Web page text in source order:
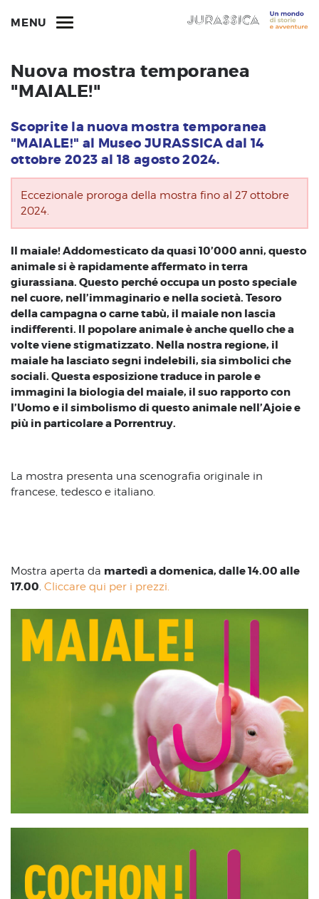
MENU
Nuova mostra temporanea
"MAIALE!"
Scoprite la nuova mostra temporanea
"MAIALE!" al Museo JURASSICA dal 14
ottobre 2023 al 18 agosto 2024.
Eccezionale proroga della mostra fino al 27 ottobre
2024.
Il maiale! Addomesticato da quasi 10’000 anni, questo
animale si è rapidamente affermato in terra
giurassiana. Questo perché occupa un posto speciale
nel cuore, nell’immaginario e nella società. Tesoro
della campagna o carne tabù, il maiale non lascia
indifferenti. Il popolare animale è anche quello che a
volte viene stigmatizzato. Nella nostra regione, il
maiale ha lasciato segni indelebili, sia simbolici che
sociali. Questa esposizione traduce in parole e
immagini la biologia del maiale, il suo rapporto con
l’Uomo e il simbolismo di questo animale nell’Ajoie e
più in particolare a Porrentruy.
La mostra presenta una scenografia originale in
francese, tedesco e italiano.
Mostra aperta da martedì a domenica, dalle 14.00 alle
17.00. Cliccare qui per i prezzi.